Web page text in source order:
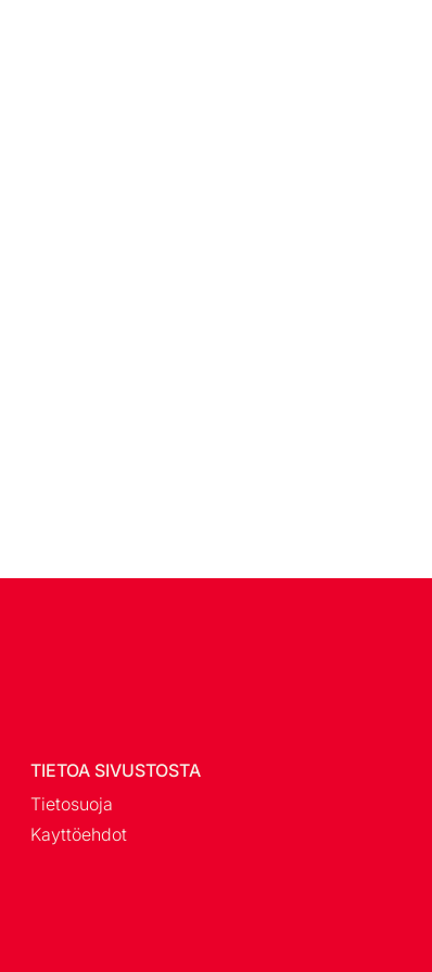
TIETOA SIVUSTOSTA
Tietosuoja
Kayttöehdot